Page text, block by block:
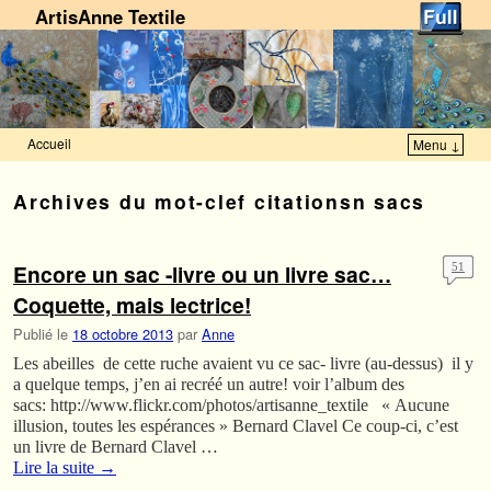
ArtisAnne Textile
Accueil Menu ↓
Archives du mot-clef citationsn sacs
Encore un sac -livre ou un livre sac…
Coquette, mais lectrice!
Publié le 18 octobre 2013 par Anne
51
Les abeilles de cette ruche avaient vu ce sac- livre (au-dessus) il y
a quelque temps, j’en ai recréé un autre! voir l’album des
sacs: http://www.flickr.com/photos/artisanne_textile « Aucune
illusion, toutes les espérances » Bernard Clavel Ce coup-ci, c’est
un livre de Bernard Clavel …
Lire la suite →